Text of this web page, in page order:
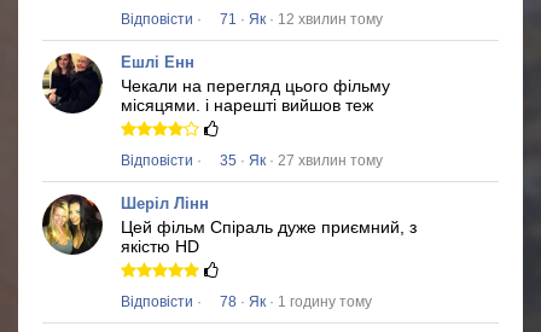
Відповісти · 71 · Як · 12 хвилин тому
Ешлі Енн
Чекали на перегляд цього фільму
місяцями. і нарешті вийшов теж
Відповісти · 35 · Як · 27 хвилин тому
Шеріл Лінн
Цей фільм Спіраль дуже приємний, з
якістю HD
Відповісти · 78 · Як · 1 годину тому